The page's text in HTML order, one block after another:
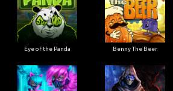
Eye of the Panda Benny The Beer